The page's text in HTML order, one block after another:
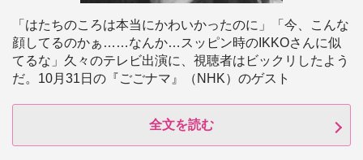
「はたちのころは本当にかわいかったのに」「今、こんな
顔してるのかぁ……なんか…スッピン時のIKKOさんに似
てるな」久々のテレビ出演に、視聴者はビックリしたよう
だ。10月31日の『ごごナマ』（NHK）のゲスト
全文を読む